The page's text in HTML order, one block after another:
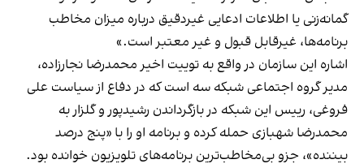
گمانه‌زنی یا اطلاعات ادعایی غیردقیق درباره میزان مخاطب
برنامه‌ها، غیر‌قابل قبول و غیر معتبر است.»
اشاره این سازمان در واقع به توییت اخیر محمدرضا نجارزاده،
مدیر گروه اجتماعی شبکه سه است که در دفاع از سیاست علی
فروغی، رییس این شبکه در بازگرداندن رشیدپور و گلزار به
محمدرضا شهبازی حمله کرده و برنامه او را با «پنج درصد
بیننده»، جزو بی‌مخاطب‌ترین برنامه‌های تلویزیون خوانده بود.